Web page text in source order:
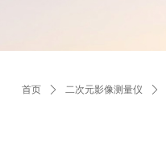
首页 ꄲ 二次元影像测量仪 ꄲ